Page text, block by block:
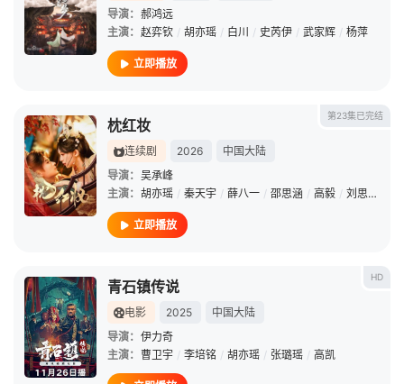
导演： 郝鸿远
主演： 赵弈钦 / 胡亦瑶 / 白川 / 史芮伊 / 武家辉 / 杨萍
立即播放
第23集已完结
枕红妆
连续剧 2026
中国大陆
导演： 吴承峰
主演： 胡亦瑶 / 秦天宇 / 薛八一 / 邵思涵 / 高毅 / 刘思辰
立即播放
HD
青石镇传说
电影 2025
中国大陆
导演： 伊力奇
主演： 曹卫宇 / 李培铭 / 胡亦瑶 / 张璐瑶 / 高凯